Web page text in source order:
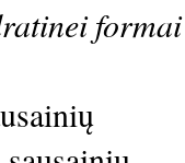
formai